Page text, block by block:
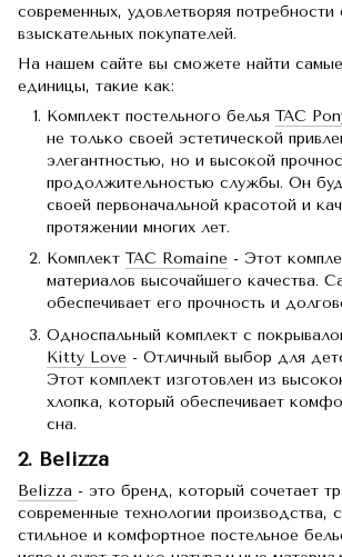
современных, удовлетворяя потребности
взыскательных покупателей.
На нашем сайте вы сможете найти самые
единицы, такие как:
Комплект постельного белья TAC
не только своей эстетической
элегантностью, но и высокой
продолжительностью службы. Он
своей первоначальной красотой и
протяжении многих лет.
Комплект TAC Romaine - Этот
материалов высочайшего качества.
обеспечивает его прочность и
Односпальный комплект с
Kitty Love - Отличный выбор для
Этот комплект изготовлен из
хлопка, который обеспечивает
сна.
2. Belizza
Belizza - это бренд, который сочетает
современные технологии производства,
стильное и комфортное постельное